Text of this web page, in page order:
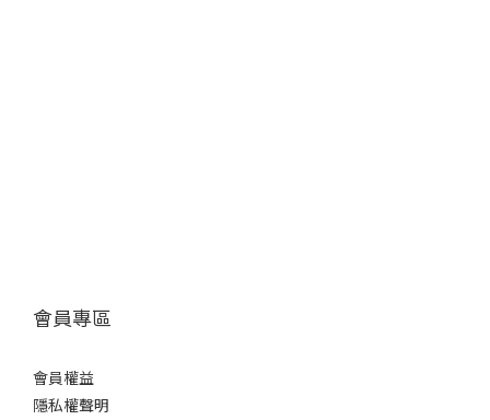
會員專區
會員權益
隱私權聲明